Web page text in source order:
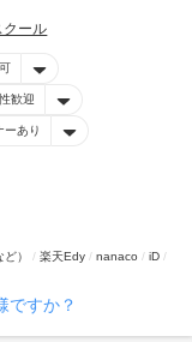
クール
歓迎
ーあり
） 楽天Edy nanaco
iD
ですか？